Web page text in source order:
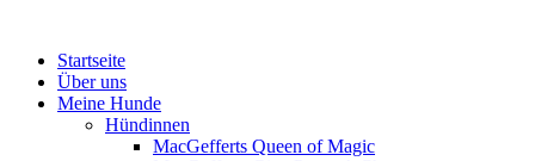
Menü
Zum
Inhalt
springen
Startseite
Über uns
Meine Hunde
Hündinnen
MacGefferts Queen of Magic